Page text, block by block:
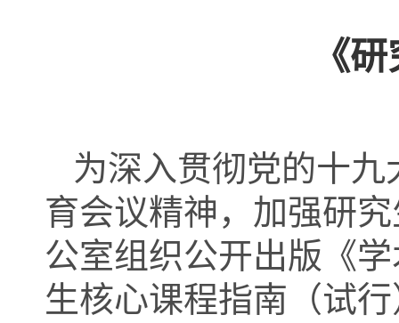
《
为深入贯彻党的十
育会议精神，加强研
公室组织公开出版《
生核心课程指南（试